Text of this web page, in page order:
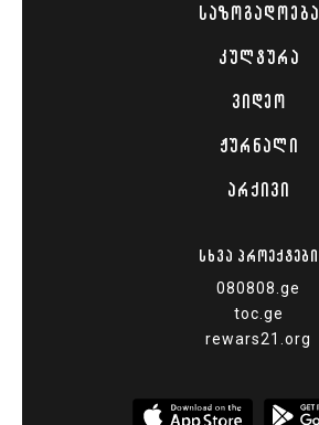
ᲡᲐᲖᲝᲒᲐᲓᲝᲔᲑᲐ
ᲙᲣᲚᲢᲣᲠᲐ
ᲕᲘᲓᲔᲝ
ᲟᲣᲠᲜᲐᲚᲘ
ᲐᲠᲥᲘᲕᲘ
ᲡᲮᲕᲐ ᲞᲠᲝᲔᲥᲢᲔᲑᲘ
080808.ge
toc.ge
rewars21.org